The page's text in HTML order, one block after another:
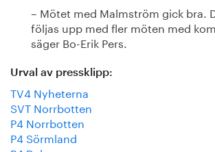
– Mötet med Malmström gick bra.
följas upp med fler möten med
säger Bo-Erik Pers.
Urval av pressklipp:
TV4 Nyheterna
SVT Norrbotten
P4 Norrbotten
P4 Sörmland